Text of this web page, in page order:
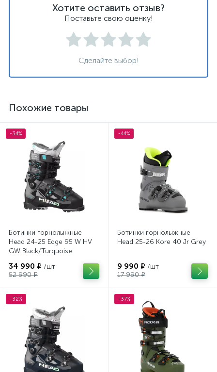
Хотите оставить отзыв?
Поставьте свою оценку!
Сделайте выбор!
Похожие товары
-34%
Ботинки горнолыжные
Head 24-25 Edge 95 W HV
GW Black/Turquoise
34 990 ₽ /шт
52 990 ₽
-44%
Ботинки горнолыжные
Head 25-26 Kore 40 Jr Grey
9 990 ₽ /шт
17 990 ₽
-32% -37%